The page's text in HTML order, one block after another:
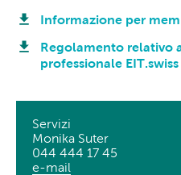
Informazione per
Regolamento relativo
professionale EIT.swiss
Servizi
Monika Suter
044 444 17 45
e-mail